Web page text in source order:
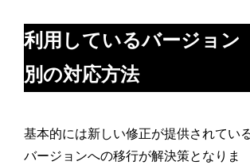
利用しているバージョン
別の対応方法
基本的には新しい修正が提供されてい
バージョンへの移行が解決策となりま